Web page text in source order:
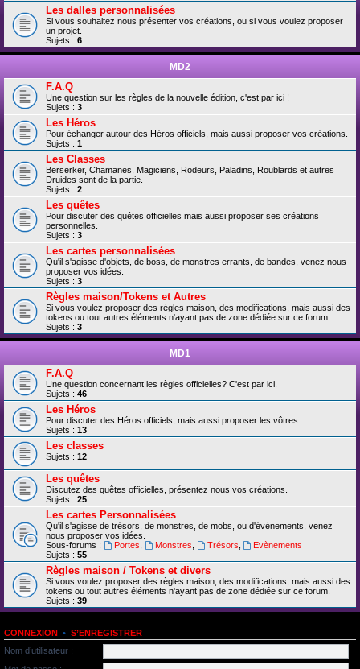
Les dalles personnalisées
Si vous souhaitez nous présenter vos créations, ou si vous voulez proposer
un projet.
Sujets : 6
MD2
F.A.Q
Une question sur les règles de la nouvelle édition, c'est par ici !
Sujets : 3
Les Héros
Pour échanger autour des Héros officiels, mais aussi proposer vos créations.
Sujets : 1
Les Classes
Berserker, Chamanes, Magiciens, Rodeurs, Paladins, Roublards et autres
Druides sont de la partie.
Sujets : 2
Les quêtes
Pour discuter des quêtes officielles mais aussi proposer ses créations
personnelles.
Sujets : 3
Les cartes personnalisées
Qu'il s'agisse d'objets, de boss, de monstres errants, de bandes, venez nous
proposer vos idées.
Sujets : 3
Règles maison/Tokens et Autres
Si vous voulez proposer des règles maison, des modifications, mais aussi des
tokens ou tout autres éléments n'ayant pas de zone dédiée sur ce forum.
Sujets : 3
MD1
F.A.Q
Une question concernant les règles officielles? C'est par ici.
Sujets : 46
Les Héros
Pour discuter des Héros officiels, mais aussi proposer les vôtres.
Sujets : 13
Les classes
Sujets : 12
Les quêtes
Discutez des quêtes officielles, présentez nous vos créations.
Sujets : 25
Les cartes Personnalisées
Qu'il s'agisse de trésors, de monstres, de mobs, ou d'évènements, venez
nous proposer vos idées.
Sous-forums :
Portes Monstres Trésors
Evènements
Sujets : 55
Règles maison / Tokens et divers
Si vous voulez proposer des règles maison, des modifications, mais aussi des
tokens ou tout autres éléments n'ayant pas de zone dédiée sur ce forum.
Sujets : 39
CONNEXION • S’ENREGISTRER
Nom d’utilisateur :